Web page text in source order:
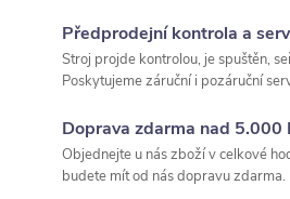
Předprodejní kontrola a
Stroj projde kontrolou, je spuštěn,
Poskytujeme záruční i pozáruční
Doprava zdarma nad 5.000
Objednejte u nás zboží v celkové
budete mít od nás dopravu zdarma.